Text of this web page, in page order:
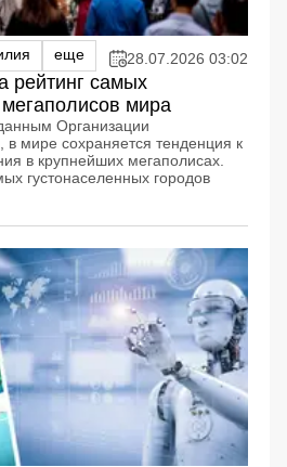
еще 28.07.2026 03:02
рейтинг самых
мира
Организации
мире сохраняется тенденция к
в крупнейших мегаполисах.
густонаселенных городов